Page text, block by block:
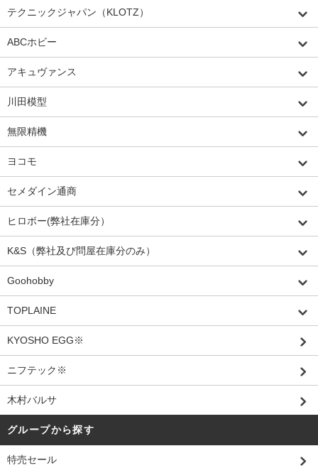
テクニックジャパン（KLOTZ）
ABCホビー
アキュヴァンス
川田模型
無限精機
ヨコモ
セメダイン通商
ヒロボー(弊社在庫分）
K&S（弊社及び問屋在庫分のみ）
Goohobby
TOPLAINE
KYOSHO EGG※
ニフテック※
木村バルサ
グループから探す
特売セール